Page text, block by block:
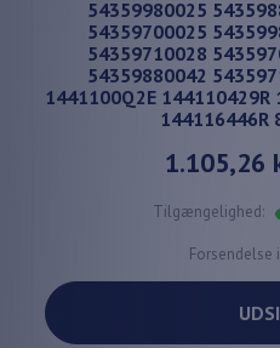
54359980025
54359700025
54359710028
54359880042
1441100Q2E
144116446R
1.105,26
Tilgængelighed:
Forsendelse